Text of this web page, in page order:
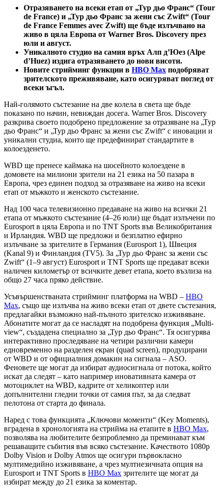
Отразяването на всеки етап от „Тур дьо Франс“ (Tour
de France) и „Тур дьо Франс за жени със Zwift“ (Tour
de France Femmes avec Zwift) ще бъде излъчвано на
живо в цяла Европа от Warner Bros. Discovery през
юли и август.
Уникалното студио на самия връх Алп д’Юез (Alpe
d’Huez) издига отразяването до нови висоти.
Новите стрийминг функции в HBO Max подобряват
зрителското преживяване, като осигуряват поглед от
всеки ъгъл.
Най-голямото състезание на две колела в света ще бъде
показано по начин, невиждан досега. Warner Bros. Discovery
разкрива своето подобрено предложение за отразяване на „Тур
дьо Франс“ и „Тур дьо Франс за жени със Zwift“ с иновации и
уникални студиа, които ще предефинират стандартите в
колоезденето.
WBD ще пренесе каймака на шосейното колоездене в
домовете на милиони зрители на 21 езика на 50 пазара в
Европа, чрез единен подход за отразяване на живо на всеки
етап от мъжкото и женското състезание.
Над 100 часа телевизионно предаване на живо на всички 21
етапа от мъжкото състезание (4–26 юли) ще бъдат излъчени по
Eurosport в цяла Европа и по TNT Sports във Великобритания
и Ирландия. WBD ще предложи и безплатно ефирно
излъчване за зрителите в Германия (Eurosport 1), Швеция
(Kanal 9) и Финландия (TV5). За „Тур дьо Франс за жени със
Zwift“ (1–9 август) Eurosport и TNT Sports ще предават всеки
наличен километър от всичките девет етапа, което възлиза на
общо 27 часа пряко действие.
Усъвършенстваната стрийминг платформа на WBD – HBO
Max, също ще излъчва на живо всеки етап от двете състезания,
предлагайки възможно най-пълното зрителско изживяване.
Абонатите могат да се насладят на подобрена функция „Multi-
view“, създадена специално за „Тур дьо Франс“. Тя осигурява
интерактивно проследяване на четири различни камери
едновременно на разделен екран (quad screen), продуцирани
от WBD и от официалния домакин на сигнала – ASO.
Феновете ще могат да избират аудиосигнала от потока, който
искат да следят – като например иновативната камера от
мотоциклет на WBD, кадрите от хеликоптер или
допълнителни гледни точки от самия път, за да следват
пелотона от старта до финала.
Наред с това функцията „Ключови моменти“ (Key Moments),
вградена в хронологията на стрийма на етапите в HBO Max,
позволява на любителите безпроблемно да преминават към
решаващите събития във всяко състезание. Качеството 1080p
Dolby Vision и Dolby Atmos ще осигури първокласно
мултимедийно изживяване, а чрез мултиезичната опция на
Eurosport и TNT Sports в HBO Max зрителите ще могат да
избират между до 21 езика за коментар.